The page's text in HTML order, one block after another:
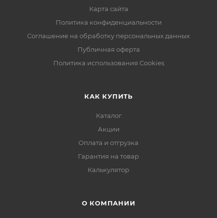
Карта сайта
Политика конфиденциальности
Соглашение на обработку персональных данных
Публичная оферта
Политика использования Cookies
КАК КУПИТЬ
Каталог
Акции
Оплата и отгрузка
Гарантия на товар
Калькулятор
О КОМПАНИИ